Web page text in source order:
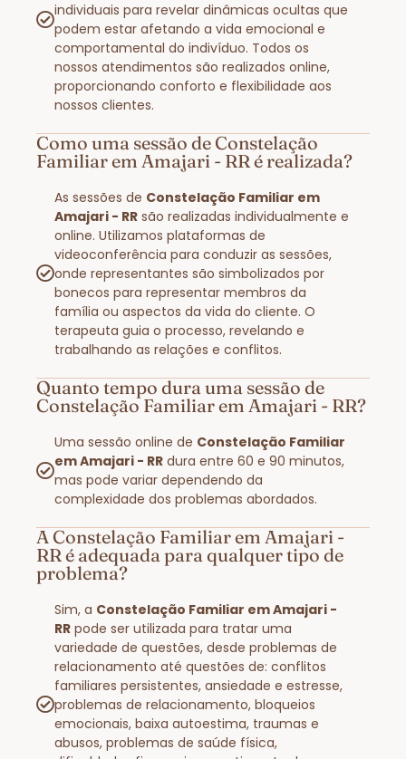
individuais para revelar dinâmicas ocultas que
podem estar afetando a vida emocional e
comportamental do indivíduo. Todos os
nossos atendimentos são realizados online,
proporcionando conforto e flexibilidade aos
nossos clientes.
Como uma sessão de Constelação
Familiar em Amajari - RR é realizada?
As sessões de Constelação Familiar em
Amajari - RR são realizadas individualmente e
online. Utilizamos plataformas de
videoconferência para conduzir as sessões,
onde representantes são simbolizados por
bonecos para representar membros da
família ou aspectos da vida do cliente. O
terapeuta guia o processo, revelando e
trabalhando as relações e conflitos.
Quanto tempo dura uma sessão de
Constelação Familiar em Amajari - RR?
Uma sessão online de Constelação Familiar
em Amajari - RR dura entre 60 e 90 minutos,
mas pode variar dependendo da
complexidade dos problemas abordados.
A Constelação Familiar em Amajari -
RR é adequada para qualquer tipo de
problema?
Sim, a Constelação Familiar em Amajari -
RR pode ser utilizada para tratar uma
variedade de questões, desde problemas de
relacionamento até questões de: conflitos
familiares persistentes, ansiedade e estresse,
problemas de relacionamento, bloqueios
emocionais, baixa autoestima, traumas e
abusos, problemas de saúde física,